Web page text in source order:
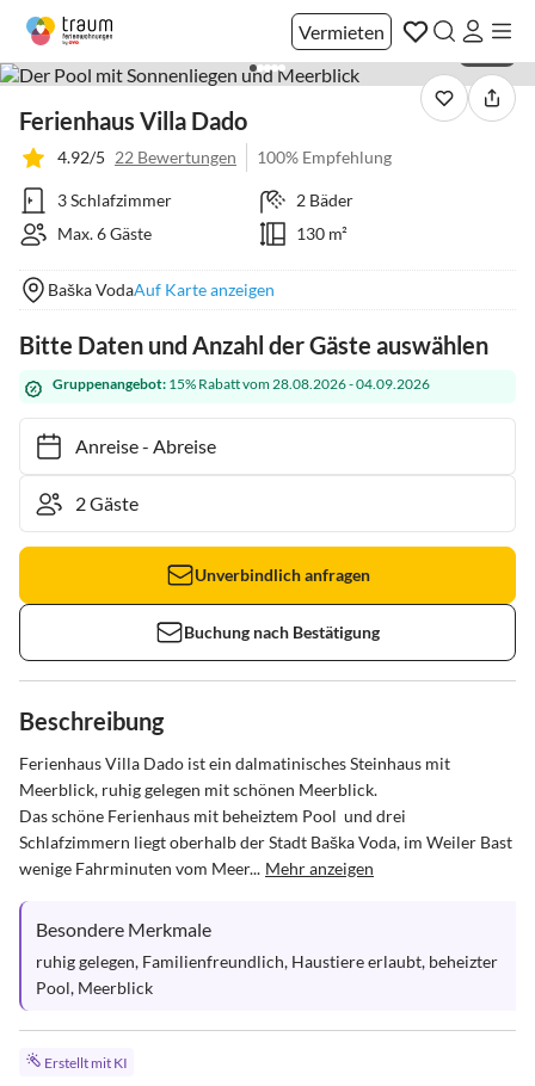
Vermieten
Ferienhaus Villa Dado
4.92/5 22 Bewertungen 100% Empfehlung
3 Schlafzimmer
2 Bäder
Max. 6 Gäste
130 m²
Baška VodaAuf Karte anzeigen
Bitte Daten und Anzahl der Gäste auswählen
Gruppenangebot: 15% Rabatt vom 28.08.2026 - 04.09.2026
Anreise- Abreise
Unverbindlich anfragen
Buchung nach Bestätigung
Beschreibung
Ferienhaus Villa Dado ist ein dalmatinisches Steinhaus mit
Meerblick, ruhig gelegen mit schönen Meerblick.
Das schöne Ferienhaus mit beheiztem Pool  und drei
Schlafzimmern liegt oberhalb der Stadt Baška Voda, im Weiler Bast
wenige Fahrminuten vom Meer... Mehr anzeigen
Besondere Merkmale
ruhig gelegen, Familienfreundlich, Haustiere erlaubt, beheizter
Pool, Meerblick
Erstellt mit KI